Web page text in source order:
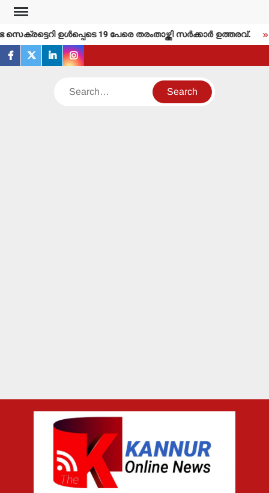
Skip
content
ഉള്‍പ്പെടെ 19 പേരെ തരംതാഴ്ത്തി സര്‍ക്കാര്‍ ഉത്തരവ്.
facebook
twitterlinkedininstagram
Search